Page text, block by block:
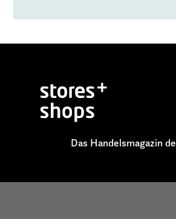
Das Handelsmagazin